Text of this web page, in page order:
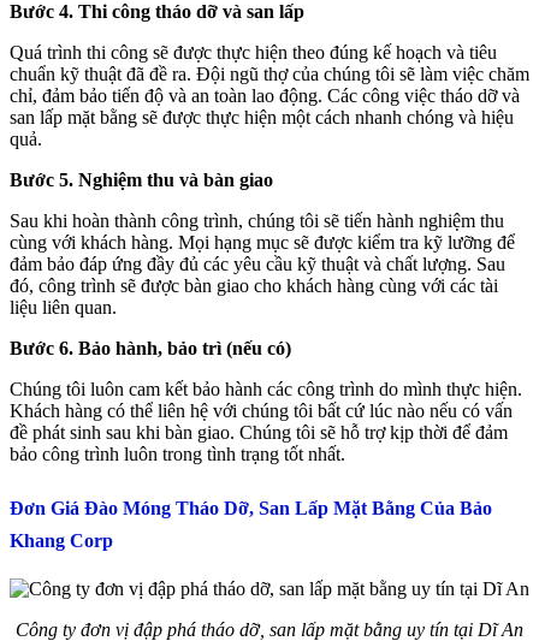
Bước 4. Thi công tháo dỡ và san lấp
Quá trình thi công sẽ được thực hiện theo đúng kế hoạch và tiêu
chuẩn kỹ thuật đã đề ra. Đội ngũ thợ của chúng tôi sẽ làm việc chăm
chỉ, đảm bảo tiến độ và an toàn lao động. Các công việc tháo dỡ và
san lấp mặt bằng sẽ được thực hiện một cách nhanh chóng và hiệu
quả.
Bước 5. Nghiệm thu và bàn giao
Sau khi hoàn thành công trình, chúng tôi sẽ tiến hành nghiệm thu
cùng với khách hàng. Mọi hạng mục sẽ được kiểm tra kỹ lưỡng để
đảm bảo đáp ứng đầy đủ các yêu cầu kỹ thuật và chất lượng. Sau
đó, công trình sẽ được bàn giao cho khách hàng cùng với các tài
liệu liên quan.
Bước 6. Bảo hành, bảo trì (nếu có)
Chúng tôi luôn cam kết bảo hành các công trình do mình thực hiện.
Khách hàng có thể liên hệ với chúng tôi bất cứ lúc nào nếu có vấn
đề phát sinh sau khi bàn giao. Chúng tôi sẽ hỗ trợ kịp thời để đảm
bảo công trình luôn trong tình trạng tốt nhất.
Đơn Giá Đào Móng Tháo Dỡ, San Lấp Mặt Bằng Của Bảo
Khang Corp
Công ty đơn vị đập phá tháo dỡ, san lấp mặt bằng uy tín tại Dĩ An